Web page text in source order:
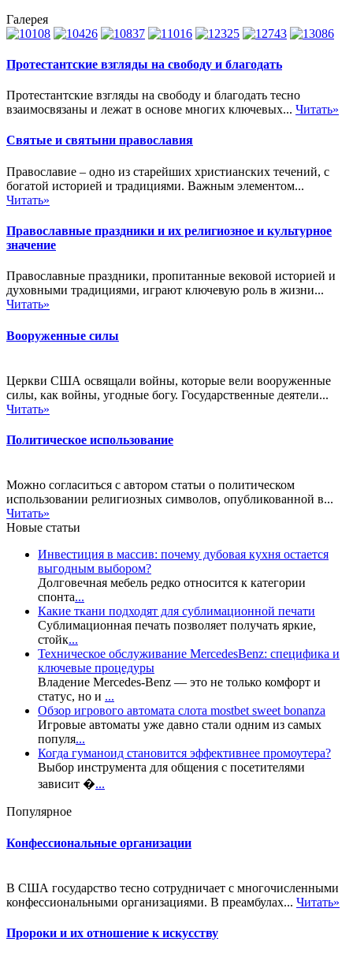
Галерея
Протестантские взгляды на свободу и благодать
Протестантские взгляды на свободу и благодать тесно
взаимосвязаны и лежат в основе многих ключевых... Читать»
Святые и святыни православия
Православие – одно из старейших христианских течений, с
богатой историей и традициями. Важным элементом...
Читать»
Православные праздники и их религиозное и культурное
значение
Православные праздники, пропитанные вековой историей и
духовными традициями, играют ключевую роль в жизни...
Читать»
Вооруженные силы
Церкви США освящали войны, которые вели вооруженные
силы, как войны, угодные богу. Государственные деятели...
Читать»
Политическое использование
Можно согласиться с автором статьи о политическом
использовании религиозных символов, опубликованной в...
Читать»
Новые статьи
Инвестиция в массив: почему дубовая кухня остается
выгодным выбором?
Долговечная мебель редко относится к категории
спонта...
Какие ткани подходят для сублимационной печати
Сублимационная печать позволяет получать яркие,
стойк...
Техническое обслуживание MercedesBenz: специфика и
ключевые процедуры
Владение Mercedes-Benz — это не только комфорт и
статус, но и ...
Обзор игрового автомата слота mostbet sweet bonanza
Игровые автоматы уже давно стали одним из самых
популя...
Когда гуманоид становится эффективнее промоутера?
Выбор инструмента для общения с посетителями
зависит �...
Популярное
Конфессиональные организации
В США государство тесно сотрудничает с многочисленными
конфессиональными организациями. В преамбулах... Читать»
Пророки и их отношение к искусству